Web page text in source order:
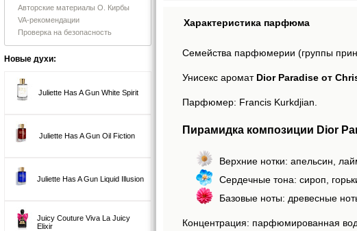
Авторские материалы О. Кирбы
VA-рекомендации
Проверка на безопасность
Новые духи:
Juliette Has A Gun White Spirit
Juliette Has A Gun Oil Fiction
Juliette Has A Gun Liquid Illusion
Juicy Couture Viva La Juicy
Elixir
Характеристика парфюма
Семейства парфюмерии (группы
Унисекс аромат Dior Paradise от
Парфюмер: Francis Kurkdjian.
Пирамидка композиции Dior
Верхние нотки: апельсин,
Сердечные тона: сироп,
Базовые ноты: древесные
Концентрация: парфюмированная